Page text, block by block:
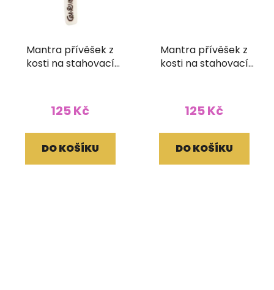
Mantra přívěšek z
kosti na stahovací
125 Kč
DO KOŠÍKU
Mantra přívěšek z
kosti na stahovací
125 Kč
DO KOŠÍKU